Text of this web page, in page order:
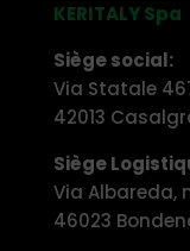
KERITALY Spa
Siège social:
Via Statale
42013
Siège
Via Albareda,
46023